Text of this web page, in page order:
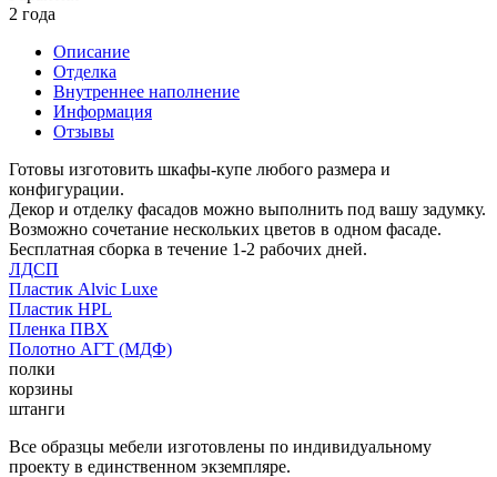
2 года
Описание
Отделка
Внутреннее наполнение
Информация
Отзывы
Готовы изготовить шкафы-купе любого размера и
конфигурации.
Декор и отделку фасадов можно выполнить под вашу задумку.
Возможно сочетание нескольких цветов в одном фасаде.
Бесплатная сборка в течение 1-2 рабочих дней.
ЛДСП
Пластик Alvic Luxe
Пластик HPL
Пленка ПВХ
Полотно АГТ (МДФ)
полки
корзины
штанги
Все образцы мебели изготовлены по индивидуальному
проекту в единственном экземпляре.